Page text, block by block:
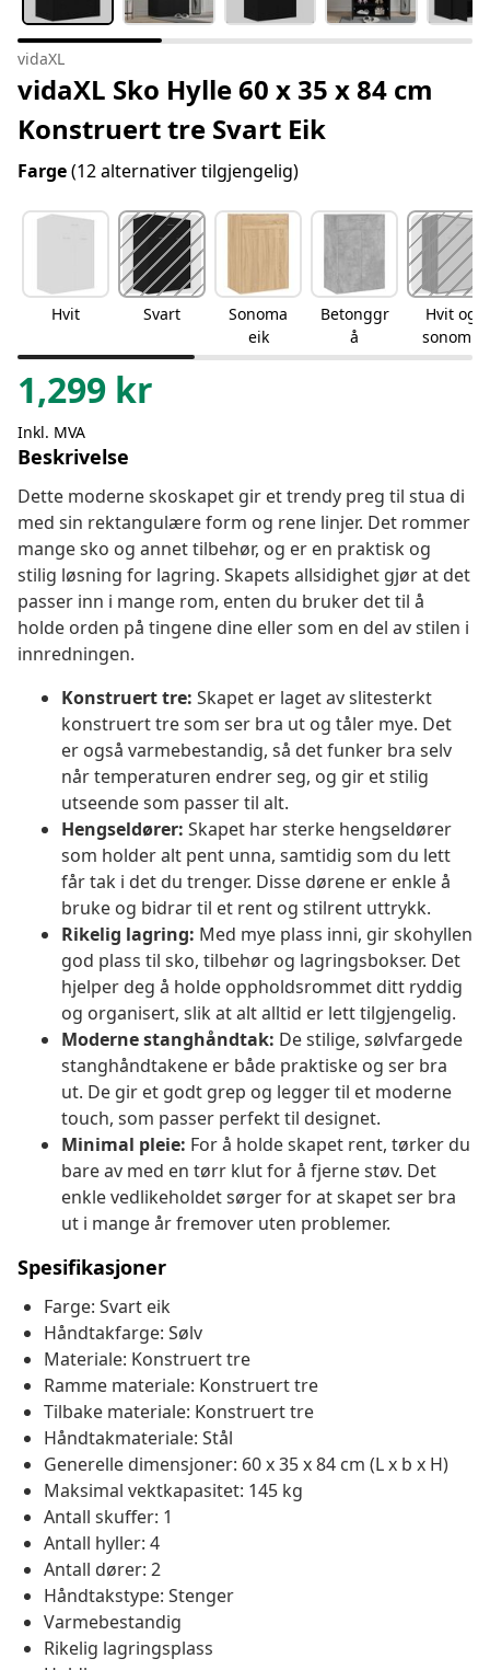
vidaXL
vidaXL Sko Hylle 60 x 35 x 84 cm
Konstruert tre Svart Eik
Farge(12 alternativer tilgjengelig)
Hvit Svart
Sonoma
eik
Betonggr
å
Hvit og
sonoma
eik
1,299 kr
Inkl. MVA
Beskrivelse
Dette moderne skoskapet gir et trendy preg til stua di
med sin rektangulære form og rene linjer. Det rommer
mange sko og annet tilbehør, og er en praktisk og
stilig løsning for lagring. Skapets allsidighet gjør at det
passer inn i mange rom, enten du bruker det til å
holde orden på tingene dine eller som en del av stilen i
innredningen.
Konstruert tre: Skapet er laget av slitesterkt
konstruert tre som ser bra ut og tåler mye. Det
er også varmebestandig, så det funker bra selv
når temperaturen endrer seg, og gir et stilig
utseende som passer til alt.
Hengseldører: Skapet har sterke hengseldører
som holder alt pent unna, samtidig som du lett
får tak i det du trenger. Disse dørene er enkle å
bruke og bidrar til et rent og stilrent uttrykk.
Rikelig lagring: Med mye plass inni, gir skohyllen
god plass til sko, tilbehør og lagringsbokser. Det
hjelper deg å holde oppholdsrommet ditt ryddig
og organisert, slik at alt alltid er lett tilgjengelig.
Moderne stanghåndtak: De stilige, sølvfargede
stanghåndtakene er både praktiske og ser bra
ut. De gir et godt grep og legger til et moderne
touch, som passer perfekt til designet.
Minimal pleie: For å holde skapet rent, tørker du
bare av med en tørr klut for å fjerne støv. Det
enkle vedlikeholdet sørger for at skapet ser bra
ut i mange år fremover uten problemer.
Spesifikasjoner
Farge: Svart eik
Håndtakfarge: Sølv
Materiale: Konstruert tre
Ramme materiale: Konstruert tre
Tilbake materiale: Konstruert tre
Håndtakmateriale: Stål
Generelle dimensjoner: 60 x 35 x 84 cm (L x b x H)
Maksimal vektkapasitet: 145 kg
Antall skuffer: 1
Antall hyller: 4
Antall dører: 2
Håndtakstype: Stenger
Varmebestandig
Rikelig lagringsplass